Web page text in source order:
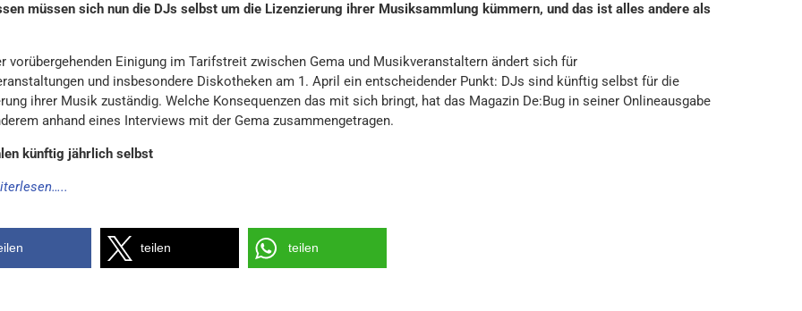
müssen sich nun die DJs selbst um die Lizenzierung ihrer Musiksammlung kümmern, und das ist alles andere als
vorübergehenden Einigung im Tarifstreit zwischen Gema und Musikveranstaltern ändert sich für
und insbesondere Diskotheken am 1. April ein entscheidender Punkt: DJs sind künftig selbst für die
ihrer Musik zuständig. Welche Konsequenzen das mit sich bringt, hat das Magazin De:Bug in seiner Onlineausgabe
anhand eines Interviews mit der Gema zusammengetragen.
künftig jährlich selbst
teilen teilen